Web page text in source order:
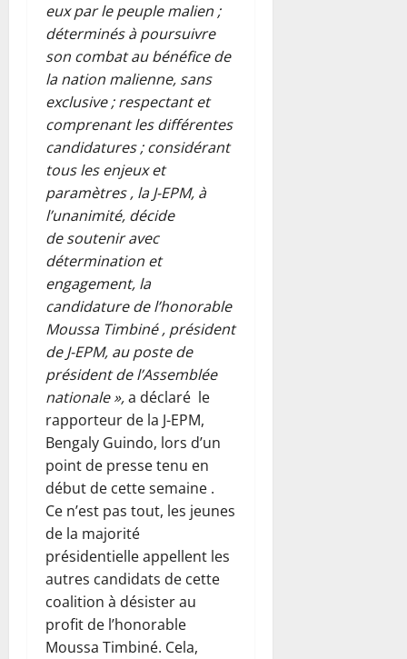
eux par le peuple malien ;
déterminés à poursuivre
son combat au bénéfice de
la nation malienne, sans
exclusive ; respectant et
comprenant les différentes
candidatures ; considérant
tous les enjeux et
paramètres , la J-EPM, à
l’unanimité, décide
de soutenir avec
détermination et
engagement, la
candidature de l’honorable
Moussa Timbiné , président
de J-EPM, au poste de
président de l’Assemblée
nationale »,a déclaré le
rapporteur de la J-EPM,
Bengaly Guindo, lors d’un
point de presse tenu en
début de cette semaine .
Ce n’est pas tout, les jeunes
de la majorité
présidentielle appellent les
autres candidats de cette
coalition à désister au
profit de l’honorable
Moussa Timbiné. Cela,